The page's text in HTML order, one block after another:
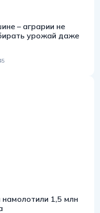
– аграрии не
урожай даже
1,5 млн